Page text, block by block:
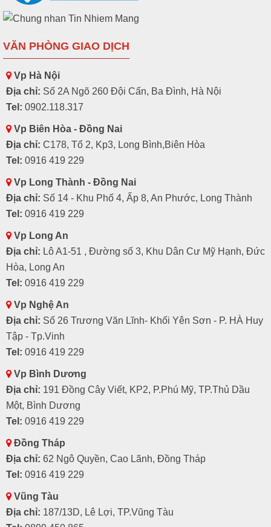
VĂN PHÒNG GIAO DỊCH
Vp Hà Nội
Địa chỉ: Số 2A Ngõ 260 Đội Cấn, Ba Đình, Hà Nội
Tel: 0902.118.317
Vp Biên Hòa - Đồng Nai
Địa chỉ: C178, Tổ 2, Kp3, Long Bình,Biên Hòa
Tel: 0916 419 229
Vp Long Thành - Đồng Nai
Địa chỉ: Số 14 - Khu Phố 4, Ấp 8, An Phước, Long Thành
Tel: 0916 419 229
Vp Long An
Địa chỉ: Lô A1-51 , Đường số 3, Khu Dân Cư Mỹ Hạnh, Đức
Hòa, Long An
Tel: 0916 419 229
Vp Nghệ An
Địa chỉ: Số 26 Trương Văn Lĩnh- Khối Yên Sơn - P. HÀ Huy
Tập - Tp.Vinh
Tel: 0916 419 229
Vp Bình Dương
Địa chỉ: 191 Đồng Cây Viết, KP2, P.Phú Mỹ, TP.Thủ Dầu
Một, Bình Dương
Tel: 0916 419 229
Đồng Tháp
Địa chỉ: 62 Ngô Quyền, Cao Lãnh, Đồng Tháp
Tel: 0916 419 229
Vũng Tàu
Địa chỉ: 187/13D, Lê Lợi, TP.Vũng Tàu